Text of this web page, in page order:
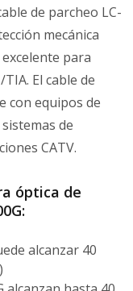
de parcheo LC-
mecánica
para
El cable de
con equipos de
de
CATV.
óptica de
alcanzar 40